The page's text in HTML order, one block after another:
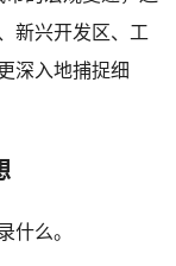
新兴开发区、工
深入地捕捉细
什么。